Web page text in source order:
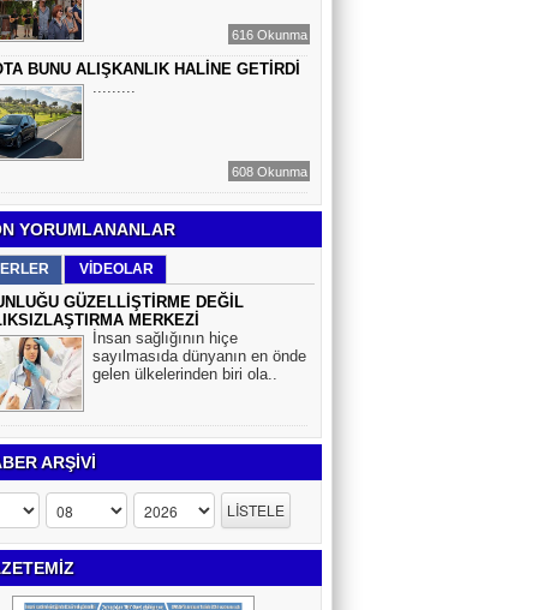
616 Okunma
BUNU ALIŞKANLIK HALİNE GETİRDİ
.........
608 Okunma
YORUMLANANLAR
VİDEOLAR
GÜZELLİŞTİRME DEĞİL
MERKEZİ
İnsan sağlığının hiçe
sayılmasıda dünyanın en önde
gelen ülkelerinden biri ola..
ARŞİVİ